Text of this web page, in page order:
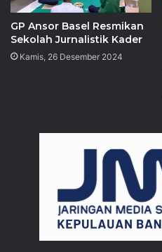
GP Ansor Basel Resmikan
Sekolah Jurnalistik Kader
Kamis, 26 Desember 2024